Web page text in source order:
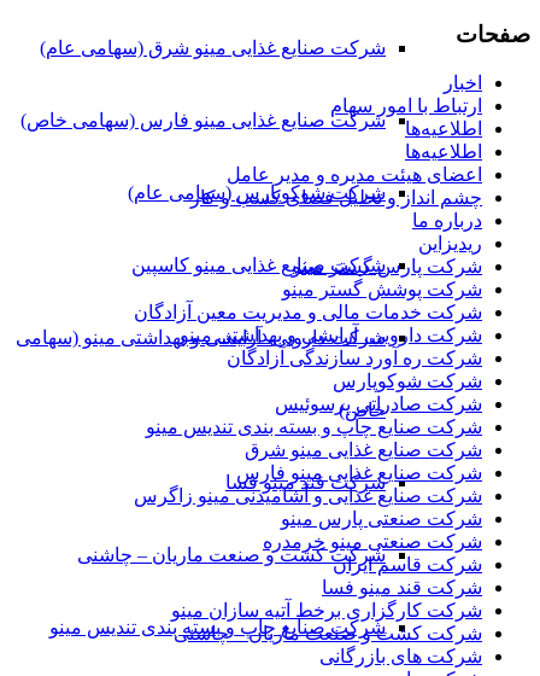
شرکت صنایع غذایی مینو شرق (سهامی عام)
شرکت صنایع غذایی مینو فارس (سهامی خاص)
شرکت شوکوپارس (سهامی عام)
شرکت صنایع غذایی مینو کاسپین
شرکت دارویی، آرایشی و بهداشتی مینو (سهامی
خاص)
شرکت قند مینو فسا
شرکت کشت و صنعت ماریان – چاشنی
شرکت صنایع چاپ و بسته بندی تندیس مینو
صفحات
اخبار
ارتباط با امور سهام
اطلاعیه‌ها
اطلاعیه‌ها
اعضای هیئت مدیره و مدیر عامل
چشم انداز و تحلیل فضای کسب و کار
درباره ما
ریدیزاین
شرکت پارس گستر مینو
شرکت پوشش گستر مینو
شرکت خدمات مالی و مدیریت معین آزادگان
شرکت دارویی، آرایشی و بهداشتی مینو
شرکت ره آورد سازندگی آزادگان
شرکت شوکوپارس
شرکت صادراتی پرسوئیس
شرکت صنایع چاپ و بسته بندی تندیس مینو
شرکت صنایع غذایی مینو شرق
شرکت صنایع غذایی مینو فارس
شرکت صنایع غذایی و آشامیدنی مینو زاگرس
شرکت صنعتی پارس مینو
شرکت صنعتی مینو خرمدره
شرکت قاسم ایران
شرکت قند مینو فسا
شرکت کارگزاری برخط آتیه سازان مینو
شرکت کشت و صنعت ماریان – چاشنی
شرکت های بازرگانی